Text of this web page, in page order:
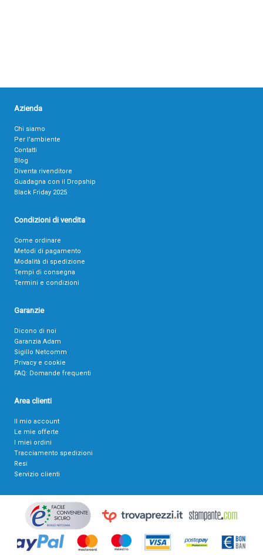
Azienda
Chi siamo
Per l’ambiente
Contatti
Blog
Diventa rivenditore
Guadagna con il Dropship
Black Friday 2025
Condizioni di vendita
Come ordinare
Metodi di pagamento
Modalità di spedizione
Tempi di consegna
Termini e condizioni
Garanzie
Dicono di noi
Garanzia Adam
Sigillo Netcomm
Privacy e cookie
FAQ: Domande frequenti
Area clienti
Il mio account
Le mie offerte
I miei ordini
Tracciamento spedizioni
Resi
Servizio clienti